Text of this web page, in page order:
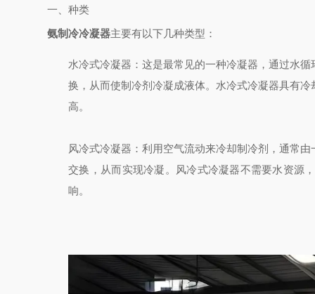
一、种类
氨制冷冷凝器主要有以下几种类型：
水冷式冷凝器 ：这是最常见的一种冷凝器，通过水
换，从而使制冷剂冷凝成液体。水冷式冷凝器具有
高。
风冷式冷凝器 ：利用空气流动来冷却制冷剂，通常
交换，从而实现冷凝。风冷式冷凝器不需要水资源
响。